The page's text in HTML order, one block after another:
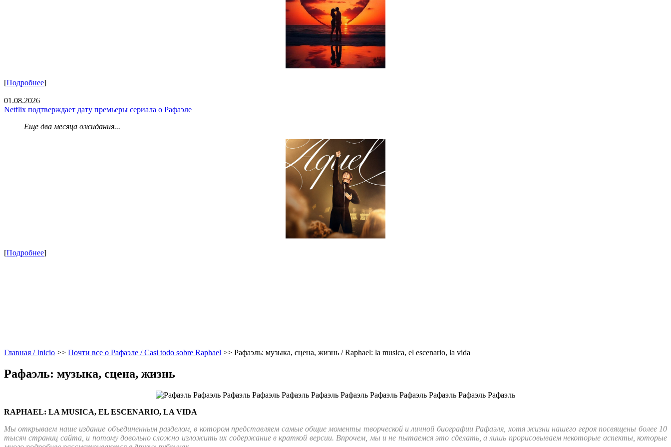
[Подробнее]
01.08.2026
Netflix подтверждает дату премьеры сериала о Рафаэле
Еще два месяца ожидания...
[Подробнее]
Главная / Inicio >> Почти все о Рафаэле / Casi todo sobre Raphael >> Рафаэль: музыка, сцена, жизнь / Raphael: la musica, el escenario, la vida
Рафаэль: музыка, сцена, жизнь
RAPHAEL: LA MUSICA, EL ESCENARIO, LA VIDA
Мы открываем наше издание объединенным разделом, в котором представляем самые общие моменты творческой и личной биографии Рафаэля, хотя жизни нашего героя посвящены более 10
тысяч страниц сайта, и потому довольно сложно изложить их содержание в краткой версии. Впрочем, мы и не пытаемся это сделать, а лишь прорисовываем некоторые аспекты, которые